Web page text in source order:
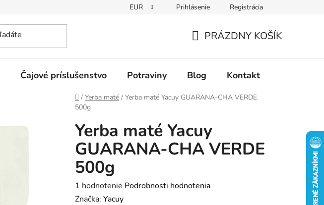
EUR Prihlásenie Registrácia
KOŠÍK
PRÁZDNY KOŠÍK
Čajové príslušenstvo Potraviny Blog Kontakt
Domov
/ Yerba maté / Yerba maté Yacuy GUARANA-CHA VERDE
500g
Yerba maté Yacuy
GUARANA-CHA VERDE
500g
Priemerné
hodnotenie
1 hodnotenie Podrobnosti hodnotenia
Značka: Yacuy